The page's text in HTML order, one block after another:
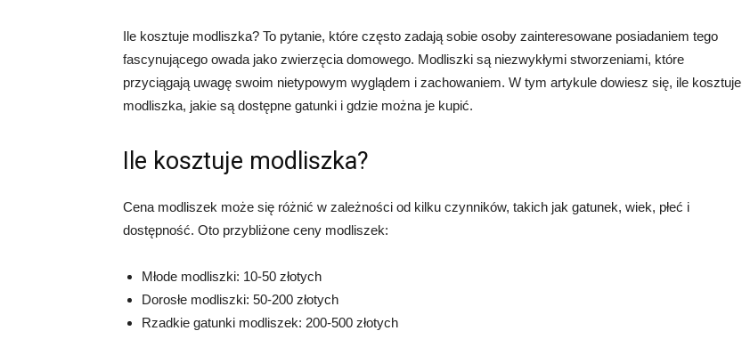
Ile kosztuje modliszka? To pytanie, które często zadają sobie osoby zainteresowane posiadaniem tego
fascynującego owada jako zwierzęcia domowego. Modliszki są niezwykłymi stworzeniami, które
przyciągają uwagę swoim nietypowym wyglądem i zachowaniem. W tym artykule dowiesz się, ile kosztuje
modliszka, jakie są dostępne gatunki i gdzie można je kupić.
Ile kosztuje modliszka?
Cena modliszek może się różnić w zależności od kilku czynników, takich jak gatunek, wiek, płeć i
dostępność. Oto przybliżone ceny modliszek:
Młode modliszki: 10-50 złotych
Dorosłe modliszki: 50-200 złotych
Rzadkie gatunki modliszek: 200-500 złotych